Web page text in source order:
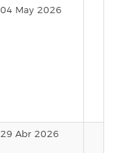
04 May 2026
29 Abr 2026